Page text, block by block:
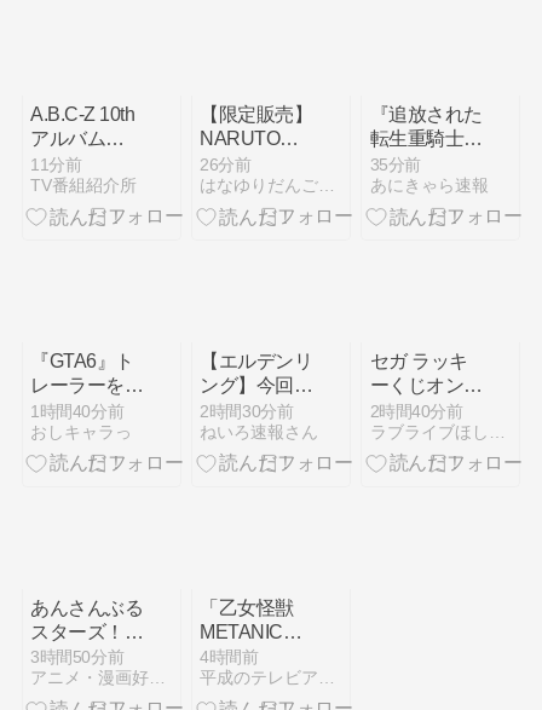
A.B.C-Z 10th
アルバム
『The Way of
L.O.V-E』
2026年9月30
11分前
TV番組紹介所
【限定販売】
NARUTOギ
ャルズ
NARUTO-ナ
ルト- 疾風伝
26分前
『追放された
転生重騎士は
ゲーム知識で
無双する』
第6話 パーテ
35分前
あにきゃら速報
『GTA6』ト
レーラーを
Netflixで先行
公開！
1時間40分前
おしキャラっ
【エルデンリ
ング】今回は
どんなプレイ
するか決め
た？
2時間30分前
ねいろ速報さん
セガ ラッキ
ーくじオンラ
イン「ラブラ
イブ！蓮ノ空
女学院スクー
2時間40分前
あんさんぶる
スターズ！！
P.A.shots!!
Vol.7
3時間50分前
アニメ・漫画好きのためのオススメグッズ紹介サイト！
「乙女怪獣
METANICK
[MP3]」
（『乙女怪獣
キャラメリ
4時間前
平成のテレビアニメ＆令和のテレビアニメ